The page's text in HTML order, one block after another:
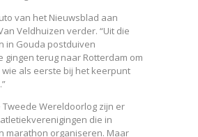
van het Nieuwsblad aan
Veldhuizen verder. “Uit die
in Gouda postduiven
gingen terug naar Rotterdam om
als eerste bij het keerpunt
Wereldoorlog zijn er
die in
marathon organiseren. Maar